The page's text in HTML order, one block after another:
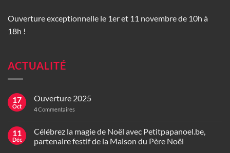
Ouverture exceptionnelle le 1er et 11 novembre de 10h à
18h !
ACTUALITÉ
17
Oct
Ouverture 2025
4Commentaires
11
Déc
Célébrez la magie de Noël avec Petitpapanoel.be,
partenaire festif de la Maison du Père Noël